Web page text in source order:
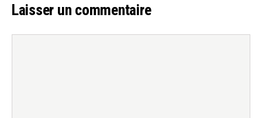
Laisser un commentaire